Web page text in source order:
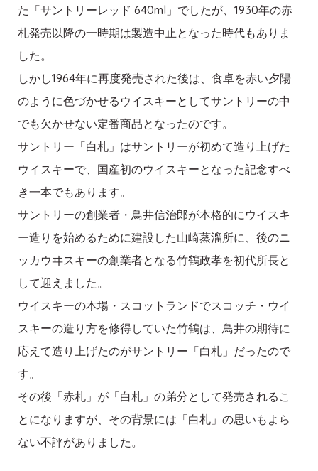
た「サントリーレッド 640ml」でしたが、1930年の赤
札発売以降の一時期は製造中止となった時代もありま
した。
しかし1964年に再度発売された後は、食卓を赤い夕陽
のように色づかせるウイスキーとしてサントリーの中
でも欠かせない定番商品となったのです。
サントリー「白札」はサントリーが初めて造り上げた
ウイスキーで、国産初のウイスキーとなった記念すべ
き一本でもあります。
サントリーの創業者・鳥井信治郎が本格的にウイスキ
ー造りを始めるために建設した山崎蒸溜所に、後のニ
ッカウヰスキーの創業者となる竹鶴政孝を初代所長と
して迎えました。
ウイスキーの本場・スコットランドでスコッチ・ウイ
スキーの造り方を修得していた竹鶴は、鳥井の期待に
応えて造り上げたのがサントリー「白札」だったので
す。
その後「赤札」が「白札」の弟分として発売されるこ
とになりますが、その背景には「白札」の思いもよら
ない不評がありました。